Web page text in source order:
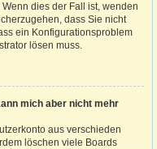
dies der Fall ist, wenden
dass Sie nicht
ein Konfigurationsproblem
lösen muss.
mich aber nicht mehr
aus verschieden
löschen viele Boards